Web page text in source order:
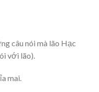
câu nói mà lão Hạc
với lão).
mai.